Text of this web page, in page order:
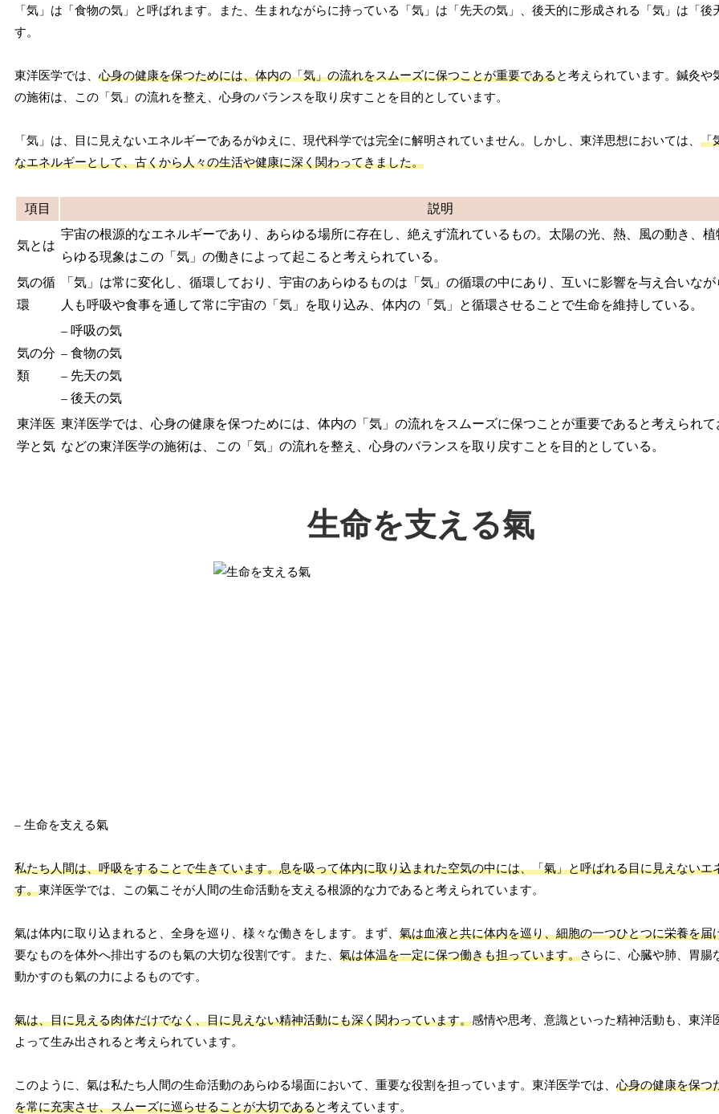
「気」は「食物の気」と呼ばれます。また、生まれながらに持っている「気」は「先天の気」、後天的に形成される「気」は「後
す。
東洋医学では、 心身の健康を保つためには、体内の「気」の流れをスムーズに保つことが重要であると考えられています。鍼灸や
の施術は、この「気」の流れを整え、心身のバランスを取り戻すことを目的としています。
「気」は、目に見えないエネルギーであるがゆえに、現代科学では完全に解明されていません。しかし、東洋思想においては、 「
なエネルギーとして、古くから人々の生活や健康に深く関わってきました。
項目 説明
気とは
宇宙の根源的なエネルギーであり、あらゆる場所に存在し、絶えず流れているもの。太陽の光、熱、風の動き、
らゆる現象はこの「気」の働きによって起こると考えられている。
気の循
環
「気」は常に変化し、循環しており、宇宙のあらゆるものは「気」の循環の中にあり、互いに影響を与え合いなが
人も呼吸や食事を通して常に宇宙の「気」を取り込み、体内の「気」と循環させることで生命を維持している。
気の分
類
– 呼吸の気
– 食物の気
– 先天の気
– 後天の気
東洋医
学と気
東洋医学では、心身の健康を保つためには、体内の「気」の流れをスムーズに保つことが重要であると考えられ
などの東洋医学の施術は、この「気」の流れを整え、心身のバランスを取り戻すことを目的としている。
生命を支える氣
– 生命を支える氣
私たち人間は、呼吸をすることで生きています。息を吸って体内に取り込まれた空気の中には、「氣」と呼ばれる目に見えないエ
す。東洋医学では、この氣こそが人間の生命活動を支える根源的な力であると考えられています。
氣は体内に取り込まれると、全身を巡り、様々な働きをします。まず、 氣は血液と共に体内を巡り、細胞の一つひとつに栄養を届
要なものを体外へ排出するのも氣の大切な役割です。また、 氣は体温を一定に保つ働きも担っています。さらに、心臓や肺、胃腸
動かすのも氣の力によるものです。
氣は、目に見える肉体だけでなく、目に見えない精神活動にも深く関わっています。感情や思考、意識といった精神活動も、東洋
よって生み出されると考えられています。
このように、氣は私たち人間の生命活動のあらゆる場面において、重要な役割を担っています。東洋医学では、 心身の健康を保つ
を常に充実させ、スムーズに巡らせることが大切であると考えています。